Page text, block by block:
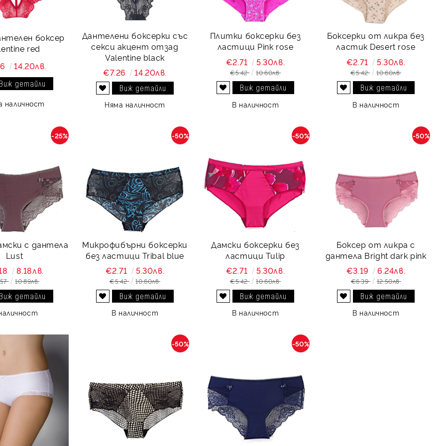
боксер
red
14.20лв.
Виж детайли
наличност
Дантелени боксерки със
секси акцент отзад
Valentine black
€7.26
14.20лв.
Виж детайли
Няма наличност
Плитки боксерки без
ластици Pink rose
€2.71 5.30лв.
€5.42 10.60лв.
Виж детайли
В наличност
Боксерки от ликра без
ластик Desert rose
€2.71 5.30лв.
€5.42 10.60лв.
Виж детайли
В наличност
с дантела
Lust
-25%
8.18лв.
10.89лв.
Виж детайли
Микрофибърни боксерки
без ластици Tribal blue
-50%
€2.71 5.30лв.
€5.42 10.60лв.
Виж детайли
В наличност
Дамски боксерки без
ластици Tulip
-50%
€2.71 5.30лв.
€5.42 10.60лв.
Виж детайли
В наличност
Боксер от ликра с
дантела Bright dark pink
-50%
€3.19 6.24лв.
€6.39 12.50лв.
Виж детайли
В наличност
-50% -50%